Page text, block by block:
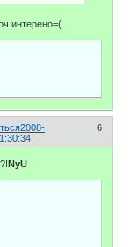
интерено=(
6
2008-
NyU